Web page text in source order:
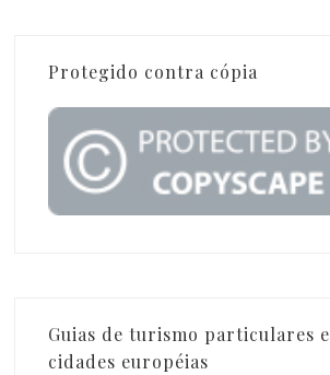
Protegido contra cópia
Guias de turismo particulares
cidades européias